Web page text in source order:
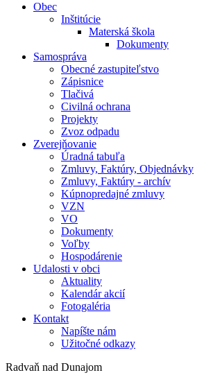
Obec
Inštitúcie
Materská škola
Dokumenty
Samospráva
Obecné zastupiteľstvo
Zápisnice
Tlačivá
Civilná ochrana
Projekty
Zvoz odpadu
Zverejňovanie
Úradná tabuľa
Zmluvy, Faktúry, Objednávky
Zmluvy, Faktúry - archív
Kúpnopredajné zmluvy
VZN
VO
Dokumenty
Voľby
Hospodárenie
Udalosti v obci
Aktuality
Kalendár akcií
Fotogaléria
Kontakt
Napíšte nám
Užitočné odkazy
Radvaň nad Dunajom